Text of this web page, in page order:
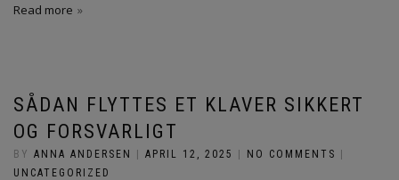
Read more
SÅDAN FLYTTES ET KLAVER SIKKERT
OG FORSVARLIGT
BY ANNA ANDERSEN | APRIL 12, 2025 | NO COMMENTS |
UNCATEGORIZED